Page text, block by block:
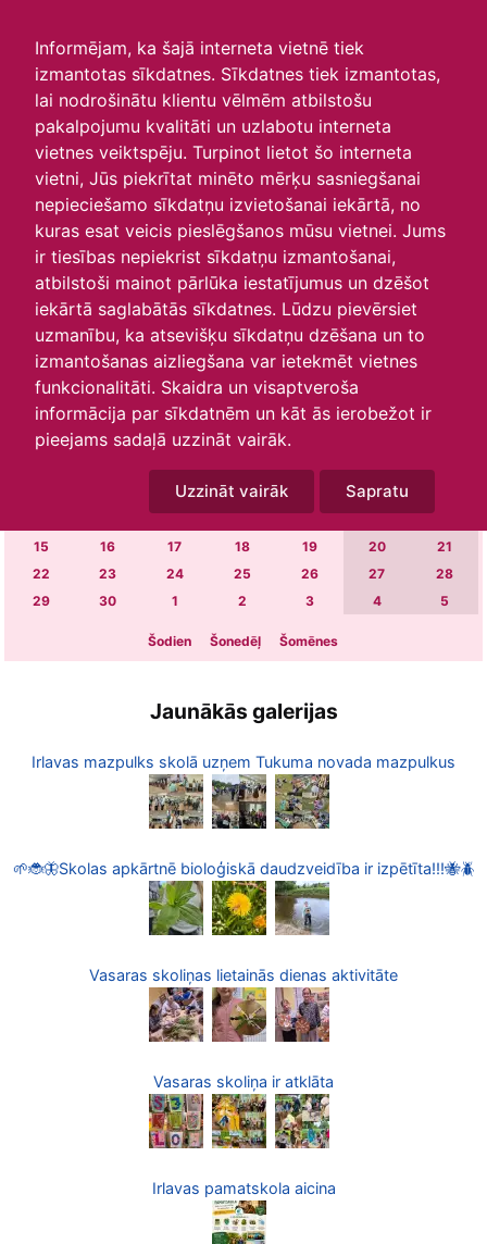
Informējam, ka šajā interneta vietnē tiek
izmantotas sīkdatnes. Sīkdatnes tiek izmantotas,
lai nodrošinātu klientu vēlmēm atbilstošu
pakalpojumu kvalitāti un uzlabotu interneta
vietnes veiktspēju. Turpinot lietot šo interneta
vietni, Jūs piekrītat minēto mērķu sasniegšanai
nepieciešamo sīkdatņu izvietošanai iekārtā, no
kuras esat veicis pieslēgšanos mūsu vietnei. Jums
ir tiesības nepiekrist sīkdatņu izmantošanai,
atbilstoši mainot pārlūka iestatījumus un dzēšot
iekārtā saglabātās sīkdatnes. Lūdzu pievērsiet
uzmanību, ka atsevišķu sīkdatņu dzēšana un to
izmantošanas aizliegšana var ietekmēt vietnes
funkcionalitāti. Skaidra un visaptveroša
informācija par sīkdatnēm un kāt ās ierobežot ir
pieejams sadaļā uzzināt vairāk.
Uzzināt vairāk Sapratu
Skats :
Aktuālie
Šodien Šonedēļ
Šomēnes
Arhīvs
O T S
3 4 6
10 11 12 13
15
16 17 18 19 20
21
22
23 24 25 26 27
28
29
30 1 2 3 4 5
Šodien Šonedēļ Šomēnes
Jaunākās galerijas
Irlavas mazpulks skolā uzņem Tukuma novada mazpulkus
🌱🐞🦋Skolas apkārtnē bioloģiskā daudzveidība ir izpētīta!!!🐝🪲
Vasaras skoliņas lietainās dienas aktivitāte
Vasaras skoliņa ir atklāta
Irlavas pamatskola aicina